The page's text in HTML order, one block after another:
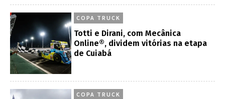
COPA TRUCK
Totti e Dirani, com Mecânica
Online®, dividem vitórias na etapa
de Cuiabá
COPA TRUCK